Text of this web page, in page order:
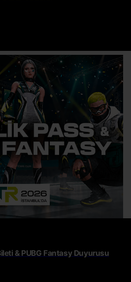
& PUBG Fantasy Duyurusu